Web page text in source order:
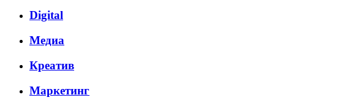
Digital
Медиа
Креатив
Маркетинг